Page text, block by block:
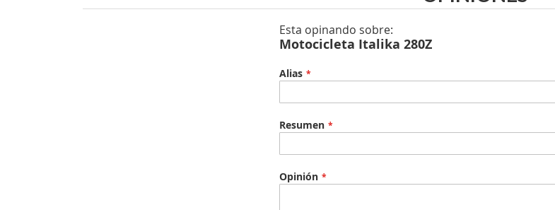
Esta opinando sobre:
Motocicleta Italika 280Z
Alias
Resumen
Opinión